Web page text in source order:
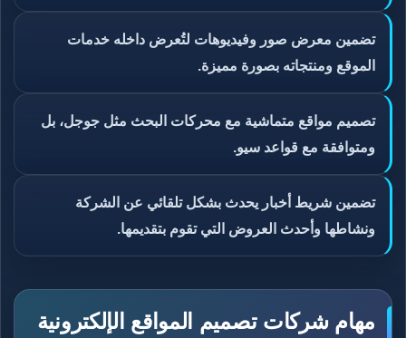
تضمين معرض صور وفيديوهات لتُعرض داخله خدمات
الموقع ومنتجاته بصورة مميزة.
تصميم مواقع متماشية مع محركات البحث مثل جوجل، بل
ومتوافقة مع قواعد سيو.
تضمين شريط أخبار يحدث بشكل تلقائي عن الشركة
ونشاطها وأحدث العروض التي تقوم بتقديمها.
مهام شركات تصميم المواقع الإلكترونية